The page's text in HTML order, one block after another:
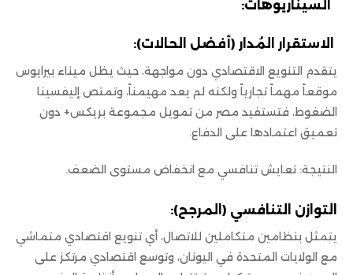
السيناريوهات:
الاستقرار المُدار (أفضل الحالات):
يتقدم التنويع الاقتصادي دون مواجهة، حيث يظل ميناء بيرايوس
موقعاً مهماً تجارياً ولكنه لم يعد مهيمناً، وتمتص إليفسينا
الضغوط، فتستفيد مصر من تمويل مجموعة بريكس+ دون
تعميق اعتمادها على الدفاع.
النتيجة: تعايش تنافسي مع انخفاض مستوى الضعف.
التوازن التنافسي (المرجح):
يتمثل بنظامين متكاملين للاتصال، أي تنويع اقتصادي متماشي
مع الولايات المتحدة في اليونان، وتوسع اقتصادي مرتكز على